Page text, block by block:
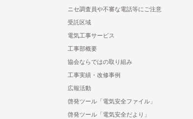
ニセ調査員や不審な電話等にご注意
受託区域
電気工事サービス
工事部概要
協会ならではの取り組み
工事実績・改修事例
広報活動
啓発ツール「電気安全ファイル」
啓発ツール「電気安全だより」